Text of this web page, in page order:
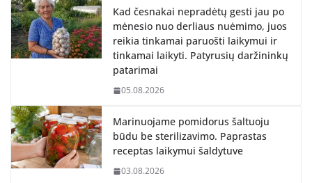
Kad česnakai nepradėtų gesti jau po
mėnesio nuo derliaus nuėmimo, juos
reikia tinkamai paruošti laikymui ir
tinkamai laikyti. Patyrusių daržininkų
patarimai
05.08.2026
Marinuojame pomidorus šaltuoju
būdu be sterilizavimo. Paprastas
receptas laikymui šaldytuve
03.08.2026